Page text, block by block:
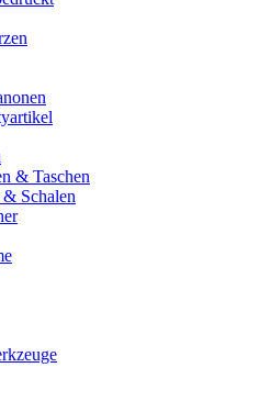
& Taschen
Schalen